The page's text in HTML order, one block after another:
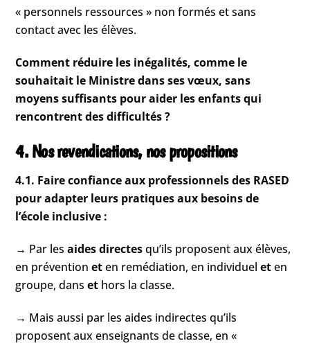
« personnels ressources » non formés et sans
contact avec les élèves.
Comment réduire les inégalités, comme le
souhaitait le Ministre dans ses vœux, sans
moyens suffisants pour aider les enfants qui
rencontrent des difficultés ?
4. Nos revendications, nos propositions
4.1. Faire confiance aux professionnels des RASED
pour adapter leurs pratiques aux besoins de
l’école inclusive :
→ Par lesaides directesqu’ils proposent aux élèves,
en préventioneten remédiation, en individueleten
groupe, danset hors la classe.
→ Mais aussi par les aides indirectes qu’ils
proposent aux enseignants de classe, en «